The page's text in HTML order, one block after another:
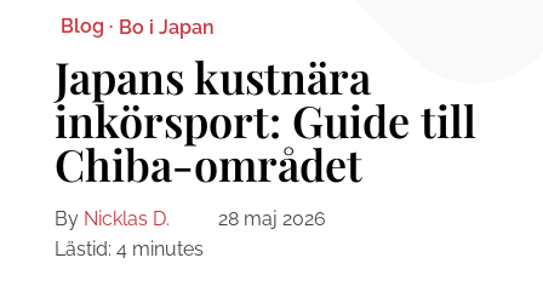
Blog · Bo i Japan
Japans kustnära
inkörsport: Guide till
Chiba-området
By Nicklas D.
28 maj 2026
Lästid: 4 minutes